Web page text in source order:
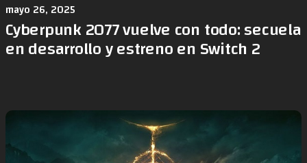
mayo 26, 2025
Cyberpunk 2077 vuelve con todo: secuela
en desarrollo y estreno en Switch 2